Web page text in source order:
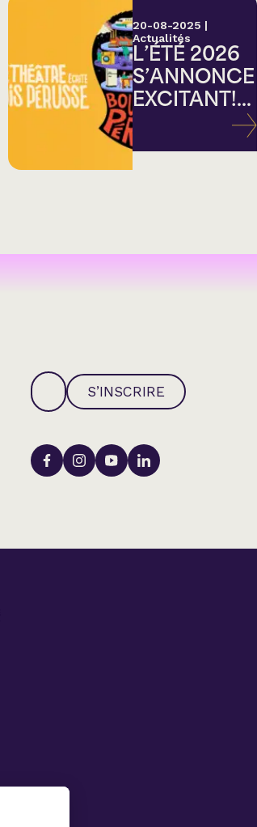
20-08-2025 |
Actualités
L’ÉTÉ 2026
S’ANNONCE
EXCITANT!...
S’INSCRIRE